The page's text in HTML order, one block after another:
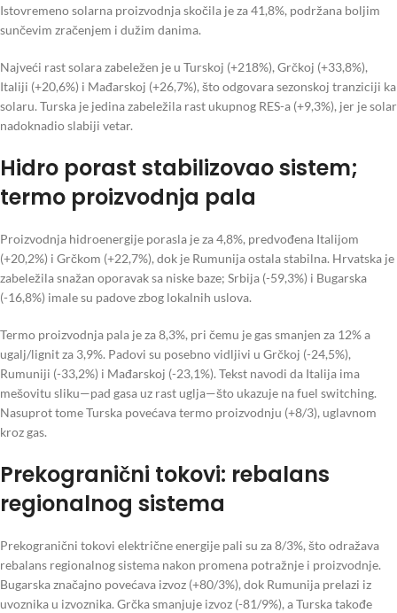
Istovremeno solarna proizvodnja skočila je za 41,8%, podržana boljim
sunčevim zračenjem i dužim danima.
Najveći rast solara zabeležen je u Turskoj (+218%), Grčkoj (+33,8%),
Italiji (+20,6%) i Mađarskoj (+26,7%), što odgovara sezonskoj tranziciji ka
solaru. Turska je jedina zabeležila rast ukupnog RES-a (+9,3%), jer je solar
nadoknadio slabiji vetar.
Hidro porast stabilizovao sistem;
termo proizvodnja pala
Proizvodnja hidroenergije porasla je za 4,8%, predvođena Italijom
(+20,2%) i Grčkom (+22,7%), dok je Rumunija ostala stabilna. Hrvatska je
zabeležila snažan oporavak sa niske baze; Srbija (-59,3%) i Bugarska
(-16,8%) imale su padove zbog lokalnih uslova.
Termo proizvodnja pala je za 8,3%, pri čemu je gas smanjen za 12% a
ugalj/lignit za 3,9%. Padovi su posebno vidljivi u Grčkoj (-24,5%),
Rumuniji (-33,2%) i Mađarskoj (-23,1%). Tekst navodi da Italija ima
mešovitu sliku—pad gasa uz rast uglja—što ukazuje na fuel switching.
Nasuprot tome Turska povećava termo proizvodnju (+8/3), uglavnom
kroz gas.
Prekogranični tokovi: rebalans
regionalnog sistema
Prekogranični tokovi električne energije pali su za 8/3%, što odražava
rebalans regionalnog sistema nakon promena potražnje i proizvodnje.
Bugarska značajno povećava izvoz (+80/3%), dok Rumunija prelazi iz
uvoznika u izvoznika. Grčka smanjuje izvoz (-81/9%), a Turska takođe